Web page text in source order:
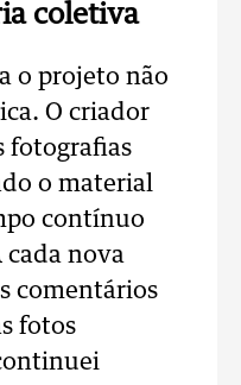
coletiva
o projeto não
O criador
fotografias
o material
contínuo
cada nova
comentários
fotos